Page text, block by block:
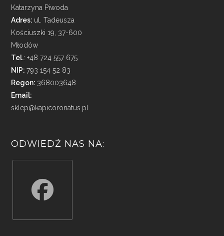
Katarzyna Piwoda
Adres: ul. Tadeusza
Kościuszki 19, 37-600
Młodów
Tel.: +48 724 557 675
NIP:793 154 52 83
Regon: 368003648
Email:
sklep@kapicoronatus.pl
ODWIEDŹ NAS NA: